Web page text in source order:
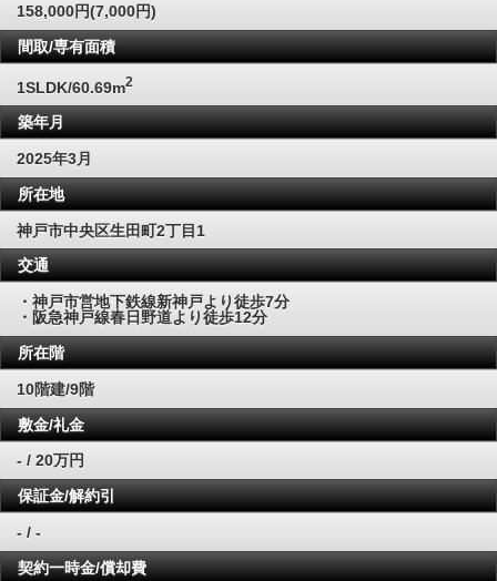
158,000円(7,000円)
間取/専有面積
1SLDK/60.69m2
築年月
2025年3月
所在地
神戸市中央区生田町2丁目1
交通
・神戸市営地下鉄線新神戸より徒歩7分
・阪急神戸線春日野道より徒歩12分
所在階
10階建/9階
敷金/礼金
- / 20万円
保証金/解約引
- / -
契約一時金/償却費